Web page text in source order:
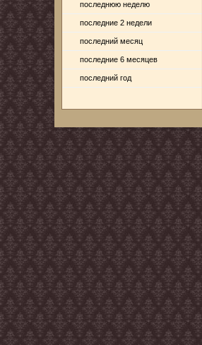
последнюю неделю
последние 2 недели
последний месяц
последние 6 месяцев
последний год